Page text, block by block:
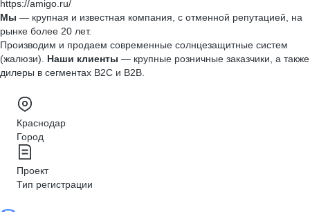
https://amigo.ru/
Мы — крупная и известная компания, с отменной репутацией, на
рынке более 20 лет.
Производим и продаем современные солнцезащитные систем
(жалюзи). Наши клиенты — крупные розничные заказчики, а также
дилеры в сегментах B2С и B2В.
Краснодар
Город
Проект
Тип регистрации